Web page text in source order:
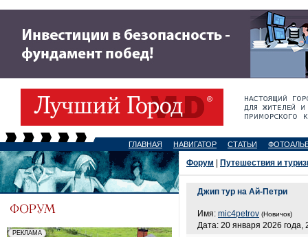
ГЛАВНАЯ НАВИГАТОР СТАТЬИ
Форум Путешествия и
Джип тур на Ай-Петри
Имя: mic4petrov (Новичок)
Дата: 20 января 2026 года,